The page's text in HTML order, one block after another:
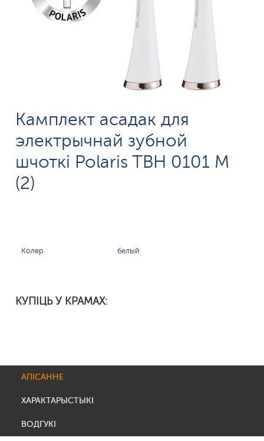
Камплект асадак для
электрычнай зубной
шчоткі Polaris TBH 0101 M
(2)
Колер белый
КУПІЦЬ У КРАМАХ:
АПІСАННЕ
ХАРАКТАРЫСТЫКІ
ВОДГУКІ